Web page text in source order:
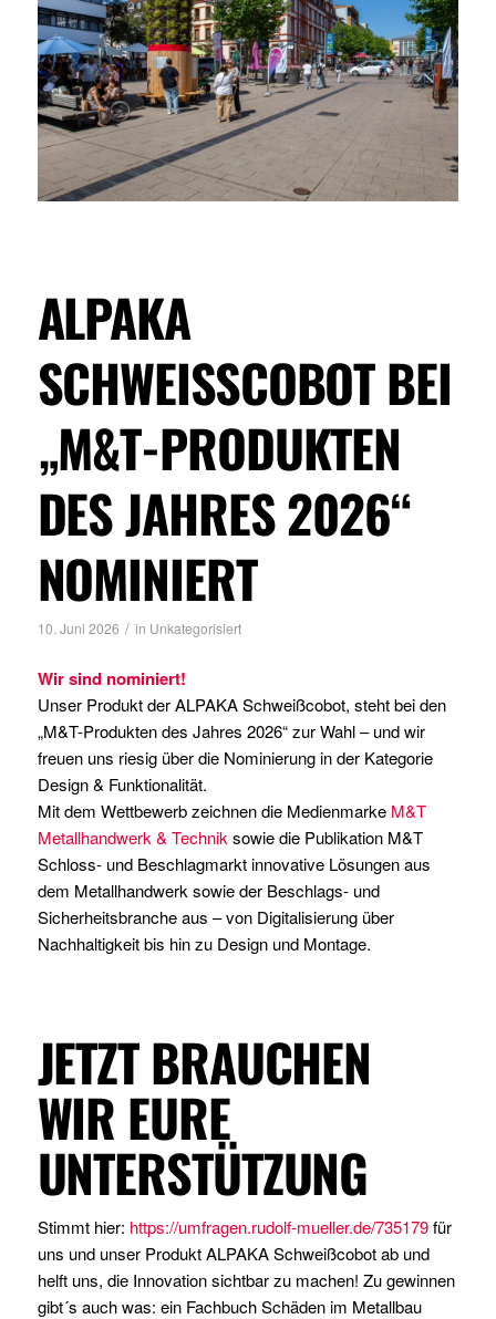
ALPAKA
SCHWEISSCOBOT BEI „
M&T-PRODUKTEN D
ES JAHRES 2026“ N
OMINIERT
10. Juni 2026 / in Unkategorisiert
Wir sind nominiert!
Unser Produkt der ALPAKA Schweißcobot, steht bei den
„M&T-Produkten des Jahres 2026“ zur Wahl – und wir
freuen uns riesig über die Nominierung in der Kategorie
Design & Funktionalität.
Mit dem Wettbewerb zeichnen die Medienmarke M&T
Metallhandwerk & Technik sowie die Publikation M&T
Schloss- und Beschlagmarkt innovative Lösungen aus
dem Metallhandwerk sowie der Beschlags- und
Sicherheitsbranche aus – von Digitalisierung über
Nachhaltigkeit bis hin zu Design und Montage.
JETZT BRAUCHEN
WIR EURE
UNTERSTÜTZUNG
Stimmt hier: https://umfragen.rudolf-mueller.de/735179für
uns und unser Produkt ALPAKA Schweißcobot ab und
helft uns, die Innovation sichtbar zu machen! Zu gewinnen
gibt´s auch was: ein Fachbuch Schäden im Metallbau